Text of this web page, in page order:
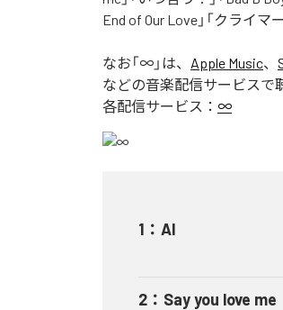
End of Our Love」「クライマ
なお「∞ 」は、 Apple Music、
などの音楽配信サービスで
各配信サービス： ∞
1 ： AI
2 ： Say you love me